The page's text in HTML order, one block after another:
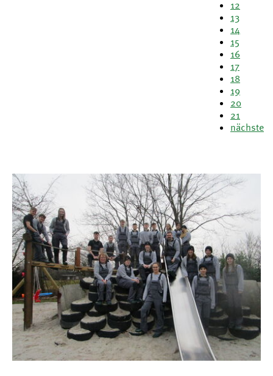
12
13
14
15
16
17
18
19
20
21
nächste